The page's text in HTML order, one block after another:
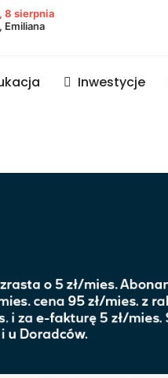
8 sierpnia
Emiliana
Inwestycje